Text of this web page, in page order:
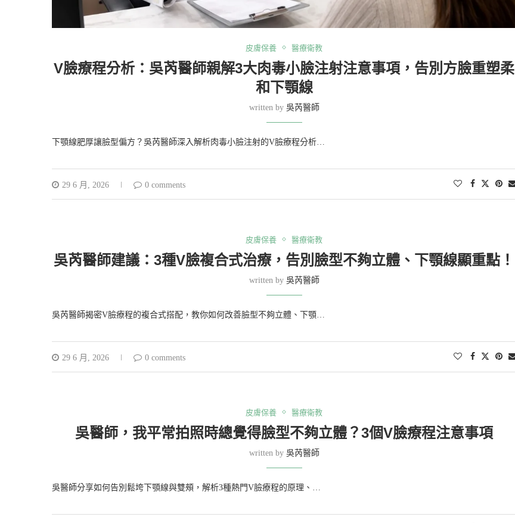
皮膚保養 醫療衛教
V臉療程分析：吳芮醫師親解3大肉毒小臉注射注意事項，告別方臉重塑柔
和下顎線
written by 吳芮醫師
下顎線肥厚讓臉型偏方？吳芮醫師深入解析肉毒小臉注射的V臉療程分析…
29 6 月, 2026 0 comments
皮膚保養 醫療衛教
吳芮醫師建議：3種V臉複合式治療，告別臉型不夠立體、下顎線顯重點！
written by 吳芮醫師
吳芮醫師揭密V臉療程的複合式搭配，教你如何改善臉型不夠立體、下顎…
29 6 月, 2026 0 comments
皮膚保養 醫療衛教
吳醫師，我平常拍照時總覺得臉型不夠立體？3個V臉療程注意事項
written by 吳芮醫師
吳醫師分享如何告別鬆垮下顎線與雙頰，解析3種熱門V臉療程的原理、…